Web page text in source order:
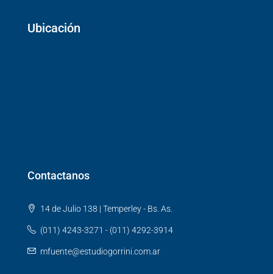
Ubicación
Contactanos
14 de Julio 138 | Temperley - Bs. As.
(011) 4243-3271 - (011) 4292-3914
mfuente@estudiogorrini.com.ar